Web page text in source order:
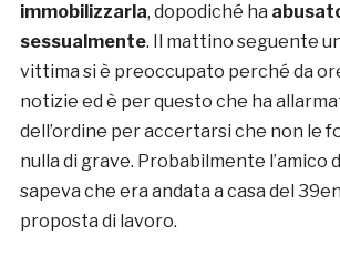
immobilizzarla, dopodiché ha
sessualmente. Il mattino seguente
vittima si è preoccupato perché da
notizie ed è per questo che ha
dell’ordine per accertarsi che non le
nulla di grave. Probabilmente l’amico
sapeva che era andata a casa del
proposta di lavoro.